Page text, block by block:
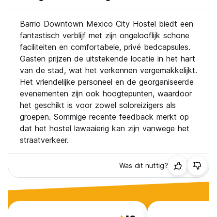
Barrio Downtown Mexico City Hostel biedt een
fantastisch verblijf met zijn ongelooflijk schone
faciliteiten en comfortabele, privé bedcapsules.
Gasten prijzen de uitstekende locatie in het hart
van de stad, wat het verkennen vergemakkelijkt.
Het vriendelijke personeel en de georganiseerde
evenementen zijn ook hoogtepunten, waardoor
het geschikt is voor zowel soloreizigers als
groepen. Sommige recente feedback merkt op
dat het hostel lawaaierig kan zijn vanwege het
straatverkeer.
Was dit nuttig?